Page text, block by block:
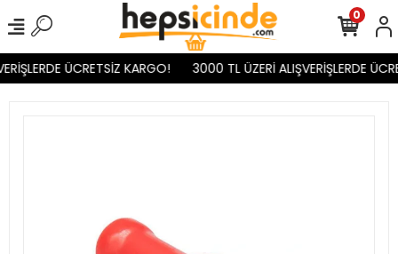
ÜCRETSİZ KARGO! 3000 TL ÜZERİ ALIŞVERİŞLERDE
0